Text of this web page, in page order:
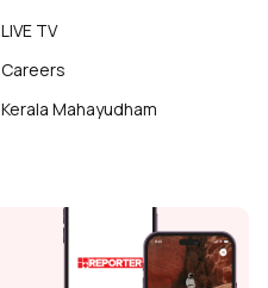
LIVE TV
Careers
Kerala Mahayudham